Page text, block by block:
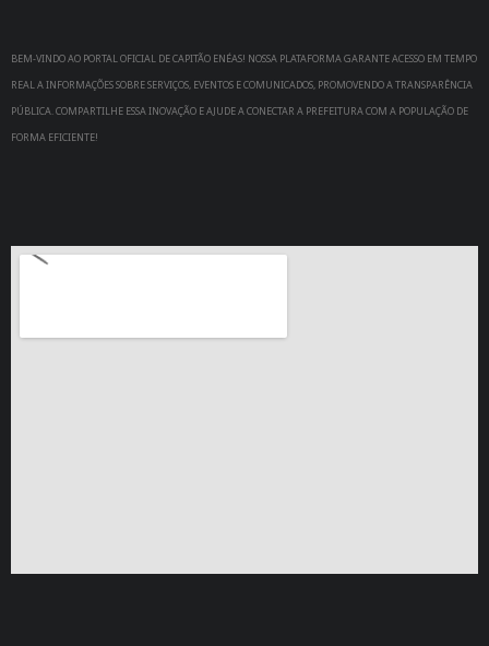
BEM-VINDO AO PORTAL OFICIAL DE CAPITÃO ENÉAS! NOSSA PLATAFORMA GARANTE ACESSO EM TEMPO
REAL A INFORMAÇÕES SOBRE SERVIÇOS, EVENTOS E COMUNICADOS, PROMOVENDO A TRANSPARÊNCIA
PÚBLICA. COMPARTILHE ESSA INOVAÇÃO E AJUDE A CONECTAR A PREFEITURA COM A POPULAÇÃO DE
FORMA EFICIENTE!